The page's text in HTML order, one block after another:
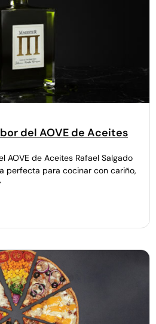
del AOVE de Aceites
AOVE de Aceites Rafael Salgado
perfecta para cocinar con cariño,